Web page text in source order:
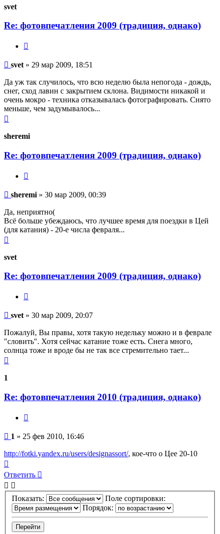
началу
svet
Re: фотовпечатления 2009 (традиция, однако)
Сообщение
svet » 29 мар 2009, 18:51
Да уж так случилось, что всю неделю была непогода - дождь,
снег, сход лавин с закрытием склона. Видимости никакой и
очень мокро - техника отказывалась фотографировать. Снято
меньше, чем задумывалось...
началу
sheremi
Re: фотовпечатления 2009 (традиция, однако)
Сообщение
sheremi » 30 мар 2009, 00:39
Да, неприятно(
Всё больше убеждаюсь, что лучшее время для поездки в Цей
(для катания) - 20-е числа февраля...
началу
svet
Re: фотовпечатления 2009 (традиция, однако)
Сообщение
svet » 30 мар 2009, 20:07
Пожалуй, Вы правы, хотя такую недельку можно и в феврале
"словить". Хотя сейчас катание тоже есть. Снега много,
солнца тоже и вроде бы не так все стремительно тает...
1
Re: фотовпечатления 2010 (традиция, однако)
Сообщение
1 » 25 фев 2010, 16:46
http://fotki.yandex.ru/users/designassort/, кое-что о Цее 20-10
к
началу
Ответить
Показать:
Поле сортировки:
Порядок: